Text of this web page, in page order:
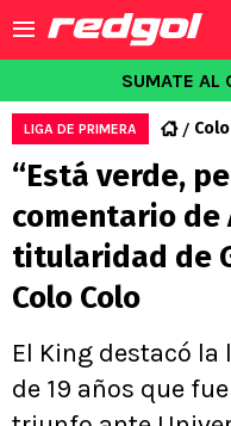
SUMATE AL
LIGA DE PRIMERA
“Está verde,
comentario de
titularidad de
Colo Colo
El King destacó
de 19 años que